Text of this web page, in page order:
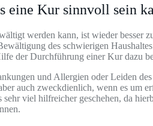
eine Kur sinnvoll sein
werden kann, ist wieder besser
des schwierigen
der Durchführung einer Kur dazu
und Allergien oder Leiden
auch zweckdienlich, wenn es um
viel hilfreicher geschehen, da